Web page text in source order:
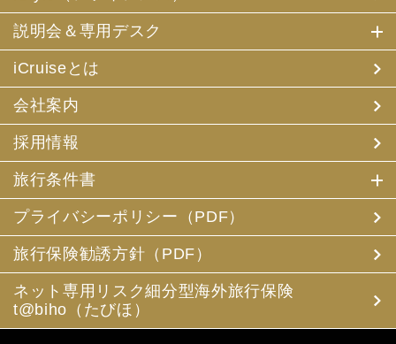
(1) 当社は、お申込みいただいた旅行サービスの手配及び
それらのサービスの受領のための手続に必要な範囲内、ま
保険の手続き上必要な範囲内で、それら運送・宿泊機関、
保険会社等に対し、お客様の氏名、性別、年齢、住所、電
話番号またはメールアドレス、パスポート番号、クレジッ
トカード番号を電磁的方法等で送付することにより提供い
(2) 当社は、旅行先でのお客様のお買い物等の便宜のた
め、当社の保有するお客様の個人データを土産物店に提供
することがあります。この場合、お客様の氏名、パスポー
ト番号及び搭乗される航空便名等に係る個人データを、予
め電磁的方法等で送付することによって提供いたします。
お客様の旅行中の連絡先の方の個人情報をお伺いすること
があります。この個人情報は、お客様に疾病等があった場
合で連絡先の方へ連絡の必要があると当社が認めた場合に
使用させていただきます。お客様は、連絡先の方の個人情
報を当社らに提供することについて連絡先の方の同意を得
るものとします。
説明会＆専用デスク
iCruiseとは
会社案内
採用情報
旅行条件書
プライバシーポリシー（PDF）
旅行保険勧誘方針（PDF）
ネット専用リスク細分型海外旅行保険
t@biho（たびほ）